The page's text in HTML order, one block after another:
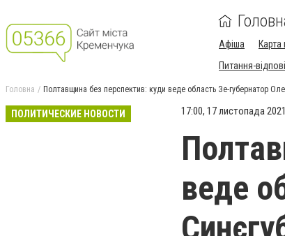
Афіша Карта
Питання-
Головна Полтавщина без перспектив: куди веде область Зе-губернатор
ПОЛИТИЧЕСКИЕ НОВОСТИ 17:00, 17 листопада
веде